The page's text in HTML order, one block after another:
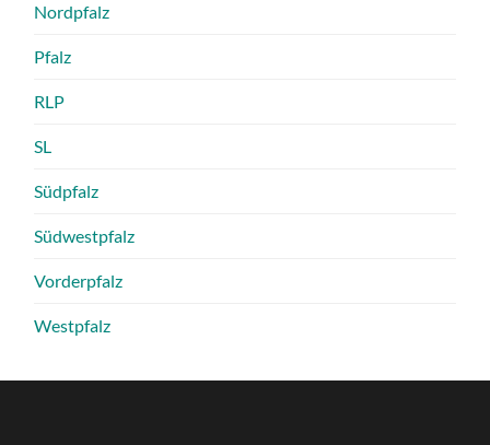
Nordpfalz
Pfalz
RLP
SL
Südpfalz
Südwestpfalz
Vorderpfalz
Westpfalz